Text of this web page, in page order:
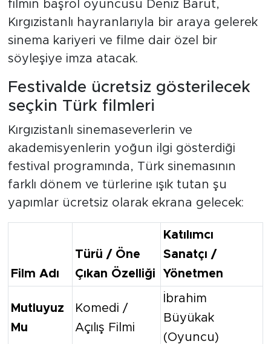
filmin başrol oyuncusu Deniz Barut,
Kırgızistanlı hayranlarıyla bir araya gelerek
sinema kariyeri ve filme dair özel bir
söyleşiye imza atacak.
Festivalde ücretsiz gösterilecek
seçkin Türk filmleri
Kırgızistanlı sinemaseverlerin ve
akademisyenlerin yoğun ilgi gösterdiği
festival programında, Türk sinemasının
farklı dönem ve türlerine ışık tutan şu
yapımlar ücretsiz olarak ekrana gelecek:
Film Adı
Türü / Öne
Çıkan Özelliği
Katılımcı
Sanatçı /
Yönetmen
Mutluyuz
Mu
Komedi /
Açılış Filmi
İbrahim
Büyükak
(Oyuncu)